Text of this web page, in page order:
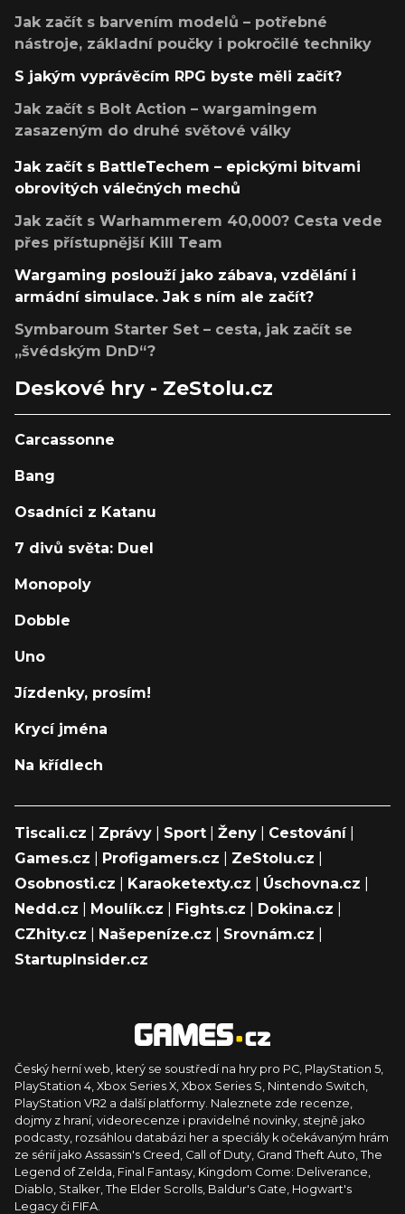
Jak začít s barvením modelů – potřebné
nástroje, základní poučky i pokročilé techniky
S jakým vyprávěcím RPG byste měli začít?
Jak začít s Bolt Action – wargamingem
zasazeným do druhé světové války
Jak začít s BattleTechem – epickými bitvami
obrovitých válečných mechů
Jak začít s Warhammerem 40,000? Cesta vede
přes přístupnější Kill Team
Wargaming poslouží jako zábava, vzdělání i
armádní simulace. Jak s ním ale začít?
Symbaroum Starter Set – cesta, jak začít se
„švédským DnD“?
Deskové hry - ZeStolu.cz
Carcassonne
Bang
Osadníci z Katanu
7 divů světa: Duel
Monopoly
Dobble
Uno
Jízdenky, prosím!
Krycí jména
Na křídlech
Tiscali.cz Zprávy Sport Ženy Cestování|
Games.cz
Profigamers.cz ZeStolu.cz
Osobnosti.cz
Karaoketexty.cz Úschovna.cz
Nedd.cz
Moulík.cz Fights.cz Dokina.cz
CZhity.cz
Našepeníze.cz Srovnám.cz
StartupInsider.cz
Český herní web, který se soustředí na hry pro PC, PlayStation 5,
PlayStation 4, Xbox Series X, Xbox Series S, Nintendo Switch,
PlayStation VR2 a další platformy. Naleznete zde recenze,
dojmy z hraní, videorecenze i pravidelné novinky, stejně jako
podcasty, rozsáhlou databázi her a speciály k očekávaným hrám
ze sérií jako Assassin's Creed, Call of Duty, Grand Theft Auto, The
Legend of Zelda, Final Fantasy, Kingdom Come: Deliverance,
Diablo, Stalker, The Elder Scrolls, Baldur's Gate, Hogwart's
Legacy či FIFA.